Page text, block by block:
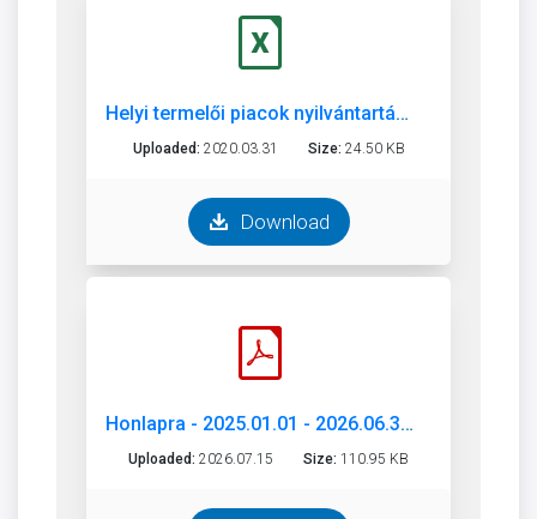
Helyi termelői piacok nyilvántartása
Uploaded: 2020.03.31 Size: 24.50 KB
Download
Honlapra - 2025.01.01 - 2026.06.30 közötti közterület elnevezések..pdf
Uploaded: 2026.07.15 Size: 110.95 KB